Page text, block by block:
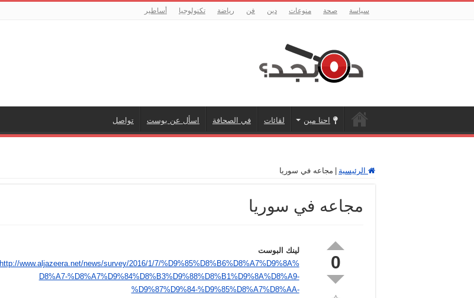
سياسة صحة منوعات دين فن رياضة تكنولوجيا أساطير
احنا مين لقائات في الصحافة اسأل عن بوست تواصل
الرئيسية مجاعه في سوريا
مجاعه في سوريا
0
لينك البوست
http://www.aljazeera.net/news/survey/2016/1/7/%D9%85%D8%B6%D8%A7%D9%8A%
D8%A7-%D8%A7%D9%84%D8%B3%D9%88%D8%B1%D9%8A%D8%A9-
%D9%87%D9%84-%D9%85%D8%A7%D8%AA-